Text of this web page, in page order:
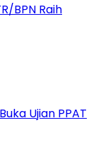
BPN Raih
Ujian PPAT